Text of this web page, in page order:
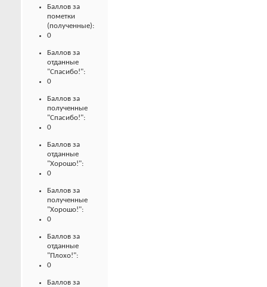
Баллов за
пометки
(полученные):
0
Баллов за
отданные
"Спасибо!":
0
Баллов за
полученные
"Спасибо!":
0
Баллов за
отданные
"Хорошо!":
0
Баллов за
полученные
"Хорошо!":
0
Баллов за
отданные
"Плохо!":
0
Баллов за